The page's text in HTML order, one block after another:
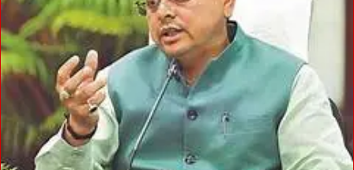
m
a
l